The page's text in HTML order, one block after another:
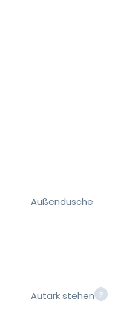
Außendusche
Autark stehen